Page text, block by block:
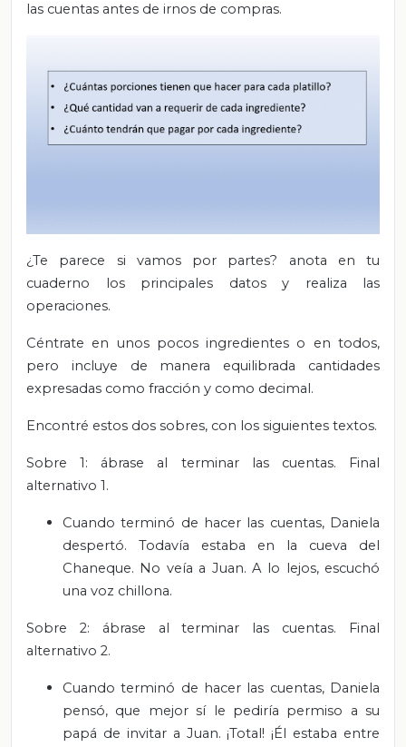
las cuentas antes de irnos de compras.
¿Te parece si vamos por partes? anota en tu
cuaderno los principales datos y realiza las
operaciones.
Céntrate en unos pocos ingredientes o en todos,
pero incluye de manera equilibrada cantidades
expresadas como fracción y como decimal.
Encontré estos dos sobres, con los siguientes textos.
Sobre 1: ábrase al terminar las cuentas. Final
alternativo 1.
Cuando terminó de hacer las cuentas, Daniela
despertó. Todavía estaba en la cueva del
Chaneque. No veía a Juan. A lo lejos, escuchó
una voz chillona.
Sobre 2: ábrase al terminar las cuentas. Final
alternativo 2.
Cuando terminó de hacer las cuentas, Daniela
pensó, que mejor sí le pediría permiso a su
papá de invitar a Juan. ¡Total! ¡Él estaba entre